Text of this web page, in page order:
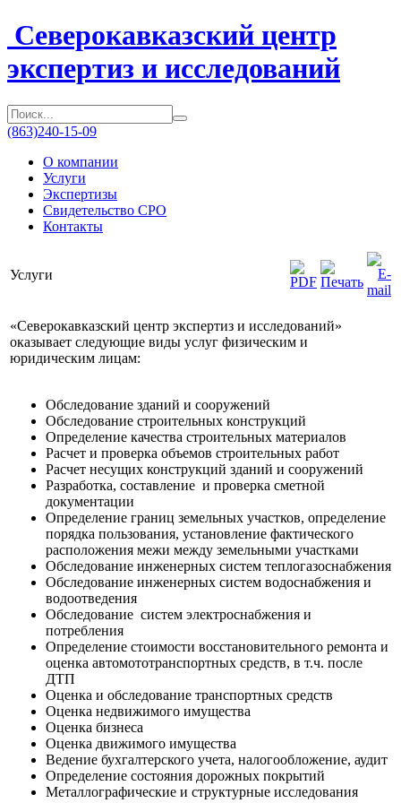
Северокавказский центр
экспертиз и исследований
(863)240-15-09
О компании
Услуги
Экспертизы
Свидетельство СРО
Контакты
Услуги
«Северокавказский центр экспертиз и исследований»
оказывает следующие виды услуг физическим и
юридическим лицам:
Обследование зданий и сооружений
Обследование строительных конструкций
Определение качества строительных материалов
Расчет и проверка объемов строительных работ
Расчет несущих конструкций зданий и сооружений
Разработка, составление и проверка сметной
документации
Определение границ земельных участков, определение
порядка пользования, установление фактического
расположения межи между земельными участками
Обследование инженерных систем теплогазоснабжения
Обследование инженерных систем водоснабжения и
водоотведения
Обследование систем электроснабжения и
потребления
Определение стоимости восстановительного ремонта и
оценка автомототранспортных средств, в т.ч. после
ДТП
Оценка и обследование транспортных средств
Оценка недвижимого имущества
Оценка бизнеса
Оценка движимого имущества
Ведение бухгалтерского учета, налогообложение, аудит
Определение состояния дорожных покрытий
Металлографические и структурные исследования